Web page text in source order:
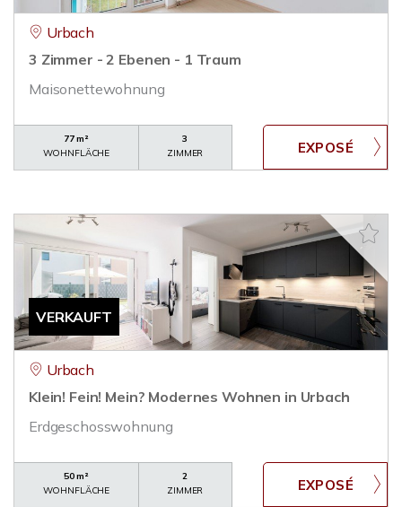
Urbach
3 Zimmer - 2 Ebenen - 1 Traum
Maisonettewohnung
77 m²
WOHNFLÄCHE
3
ZIMMER
VERKAUFT
Urbach
Klein! Fein! Mein? Modernes Wohnen in Urbach
Erdgeschosswohnung
50 m²
WOHNFLÄCHE
2
ZIMMER